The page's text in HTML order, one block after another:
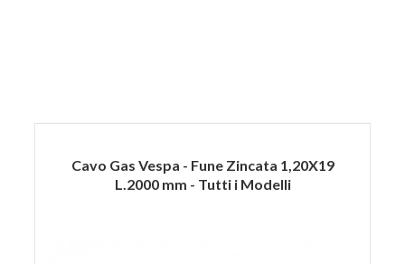
Cavo Gas Vespa - Fune Zincata 1,20X19
L.2000 mm - Tutti i Modelli